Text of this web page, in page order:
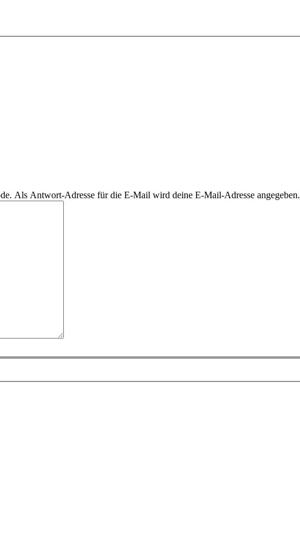
Als Antwort-Adresse für die E-Mail wird deine E-Mail-Adresse angegeben.